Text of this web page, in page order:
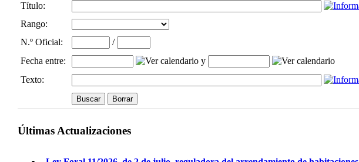
Título:
Rango:
N.º Oficial:
/
Fecha entre:
y
Texto:
Últimas Actualizaciones